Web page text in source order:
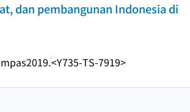
dan pembangunan Indonesia di
2019.<Y735-TS-7919>